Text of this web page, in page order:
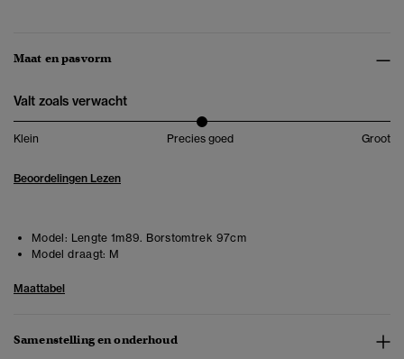
Maat en pasvorm
Valt zoals verwacht
Klein Precies goed Groot
Beoordelingen Lezen
Model: Lengte 1m89. Borstomtrek 97cm
Model draagt: M
Maattabel
Samenstelling en onderhoud